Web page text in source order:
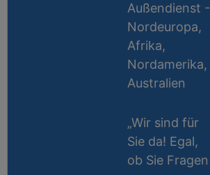
Außendienst -
Nordeuropa,
Afrika,
Nordamerika,
Australien
„Wir sind für
Sie da! Egal,
ob Sie Fragen